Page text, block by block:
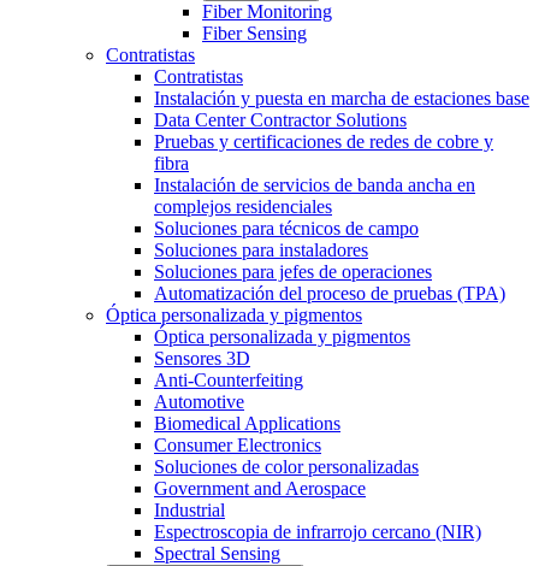
Fiber Monitoring
Fiber Sensing
Contratistas
Contratistas
Instalación y puesta en marcha de estaciones base
Data Center Contractor Solutions
Pruebas y certificaciones de redes de cobre y
fibra
Instalación de servicios de banda ancha en
complejos residenciales
Soluciones para técnicos de campo
Soluciones para instaladores
Soluciones para jefes de operaciones
Automatización del proceso de pruebas (TPA)
Óptica personalizada y pigmentos
Óptica personalizada y pigmentos
Sensores 3D
Anti-Counterfeiting
Automotive
Biomedical Applications
Consumer Electronics
Soluciones de color personalizadas
Government and Aerospace
Industrial
Espectroscopia de infrarrojo cercano (NIR)
Spectral Sensing